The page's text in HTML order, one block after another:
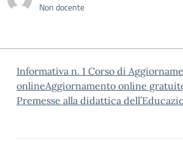
Non docente
Informativa n. 1 Corso di
onlineAggiornamento online
Premesse alla didattica